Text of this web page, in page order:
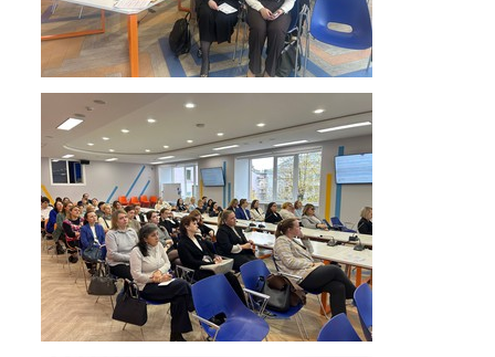
Патриотическое воспитание
Воспитательный отдел
Служба сопровождения
Спортивная жизнь
Органы ГОУО
Безопасность
Социальные партнеры
ОДОД